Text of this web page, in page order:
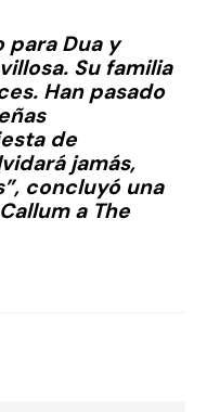
para Dua y
Su familia
Han pasado
de
jamás,
concluyó una
a The